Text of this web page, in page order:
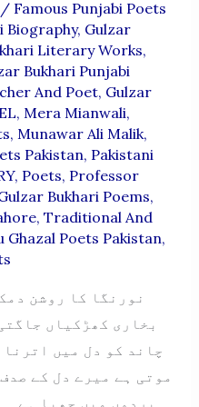
/ Famous Punjabi Poets
Biography, Gulzar
Literary Works,
Bukhari Punjabi
And Poet, Gulzar
, Mera Mianwali,
, Munawar Ali Malik,
Pakistan, Pakistani
, Poets, Professor
Bukhari Poems,
, Traditional And
Ghazal Poets Pakistan,
نورنگا کا روشن
بخاری کھڑکیاں
چاند کو دل میں
موتی ہے میرے دل کے
پردوں میں چھپا ہے